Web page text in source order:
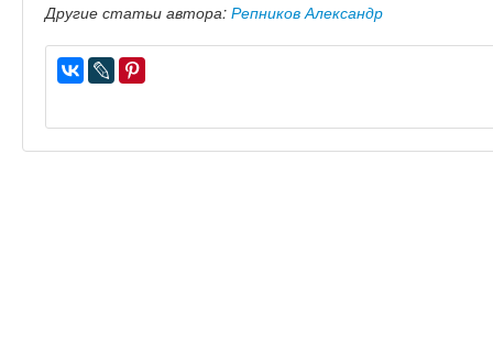
Другие статьи автора: Репников Александр